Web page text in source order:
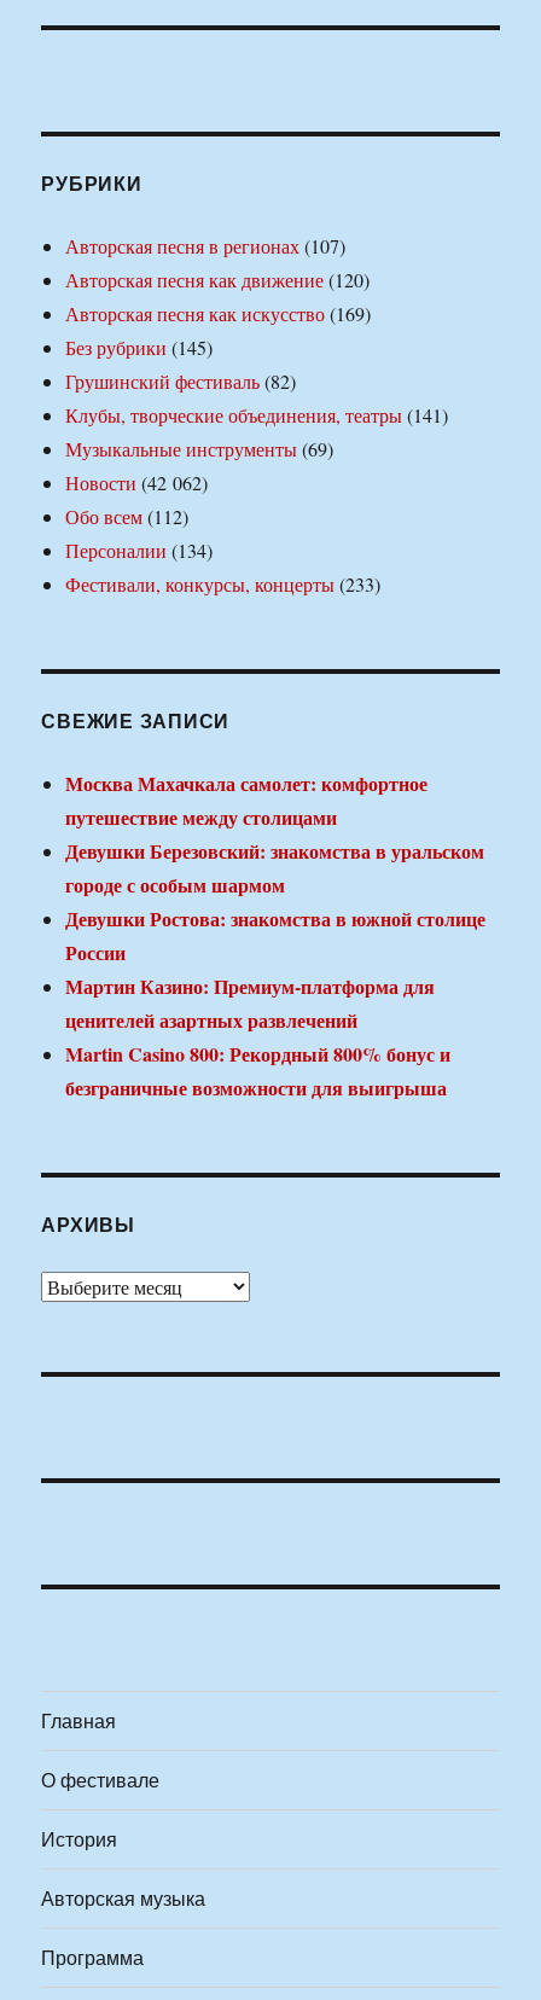
РУБРИКИ
Авторская песня в регионах(107)
Авторская песня как движение(120)
Авторская песня как искусство(169)
Без рубрики (145)
Грушинский фестиваль(82)
Клубы, творческие объединения, театры(141)
Музыкальные инструменты(69)
Новости (42 062)
Обо всем(112)
Персоналии (134)
Фестивали, конкурсы, концерты(233)
СВЕЖИЕ ЗАПИСИ
Москва Махачкала самолет: комфортное
путешествие между столицами
Девушки Березовский: знакомства в уральском
городе с особым шармом
Девушки Ростова: знакомства в южной столице
России
Мартин Казино: Премиум-платформа для
ценителей азартных развлечений
Martin Casino 800: Рекордный 800% бонус и
безграничные возможности для выигрыша
АРХИВЫ
Архивы
Главная
О фестивале
История
Авторская музыка
Программа